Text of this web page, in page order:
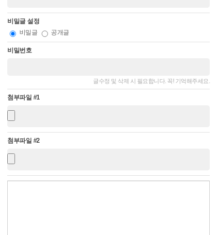
비밀글 설정
비밀글
공개글
비밀번호
글수정 및 삭제 시 필요합니다. 꼭! 기억해주세요.
첨부파일 #1
첨부파일 #2